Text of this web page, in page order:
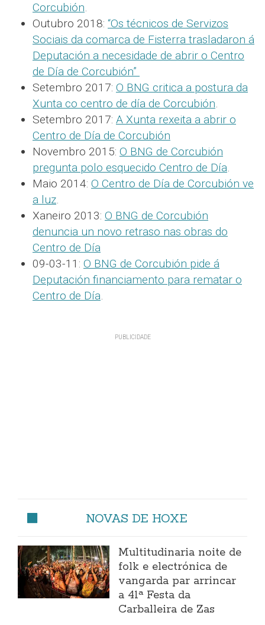
Corcubión
Outubro 2018: “Os técnicos de Servizos
Sociais da comarca de Fisterra trasladaron á
Deputación a necesidade de abrir o Centro
de Día de Corcubión”
Setembro 2017: O BNG critica a postura da
Xunta co centro de día de Corcubión
Setembro 2017: A Xunta rexeita a abrir o
Centro de Día de Corcubión
Novembro 2015: O BNG de Corcubión
pregunta polo esquecido Centro de Día
Maio 2014: O Centro de Día de Corcubión ve
a luz
Xaneiro 2013: O BNG de Corcubión
denuncia un novo retraso nas obras do
Centro de Día
09-03-11: O BNG de Corcubión pide á
Deputación financiamento para rematar o
Centro de Día
NOVAS DE HOXE
Multitudinaria noite de
folk e electrónica de
vangarda par arrincar
a 41ª Festa da
Carballeira de Zas